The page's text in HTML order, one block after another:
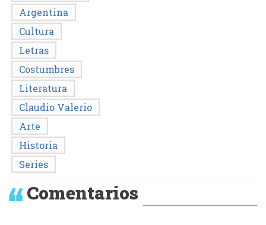
Argentina
Cultura
Letras
Costumbres
Literatura
Claudio Valerio
Arte
Historia
Series
Comentarios